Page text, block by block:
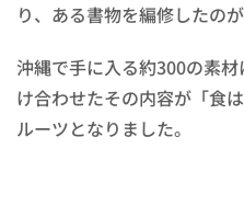
り、ある書物を編修したの
沖縄で手に入る約300の素
け合わせたその内容が「食
ルーツとなりました。